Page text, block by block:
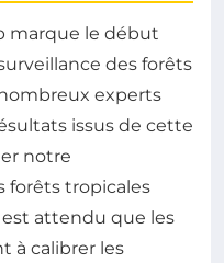
marque le début
des forêts
experts
issus de cette
notre
forêts tropicales
est attendu que les
à calibrer les